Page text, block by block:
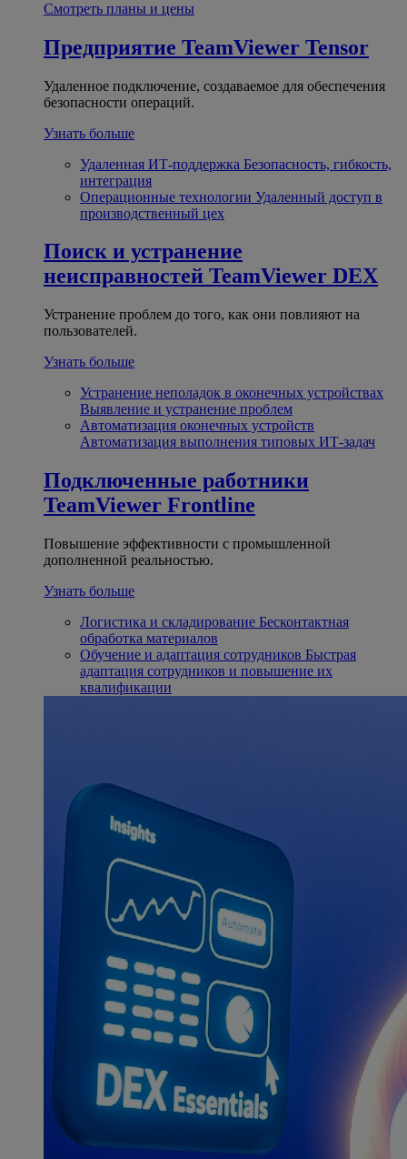
Смотреть планы и цены
Предприятие TeamViewer Tensor
Удаленное подключение, создаваемое для обеспечения
безопасности операций.
Узнать больше
Удаленная ИТ-поддержка Безопасность, гибкость,
интеграция
Операционные технологии Удаленный доступ в
производственный цех
Поиск и устранение
неисправностей TeamViewer DEX
Устранение проблем до того, как они повлияют на
пользователей.
Узнать больше
Устранение неполадок в оконечных устройствах
Выявление и устранение проблем
Автоматизация оконечных устройств
Автоматизация выполнения типовых ИТ-задач
Подключенные работники
TeamViewer Frontline
Повышение эффективности с промышленной
дополненной реальностью.
Узнать больше
Логистика и складирование Бесконтактная
обработка материалов
Обучение и адаптация сотрудников Быстрая
адаптация сотрудников и повышение их
квалификации